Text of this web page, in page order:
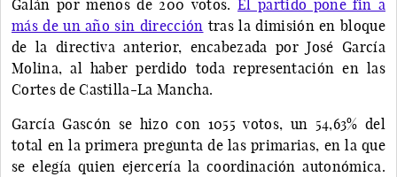
Galán por menos de 200 votos. El partido pone fin a
más de un año sin dirección tras la dimisión en bloque
de la directiva anterior, encabezada por José García
Molina, al haber perdido toda representación en las
Cortes de Castilla-La Mancha.
García Gascón se hizo con 1055 votos, un 54,63% del
total en la primera pregunta de las primarias, en la que
se elegía quien ejercería la coordinación autonómica.